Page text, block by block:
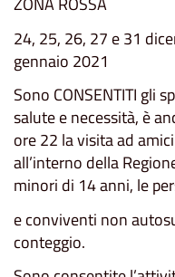
24, 25, 26, 27 e 31
gennaio 2021
Sono CONSENTITI gli
salute e necessità, è
ore 22 la visita ad
all’interno della
minori di 14 anni, le
e conviventi non
conteggio.